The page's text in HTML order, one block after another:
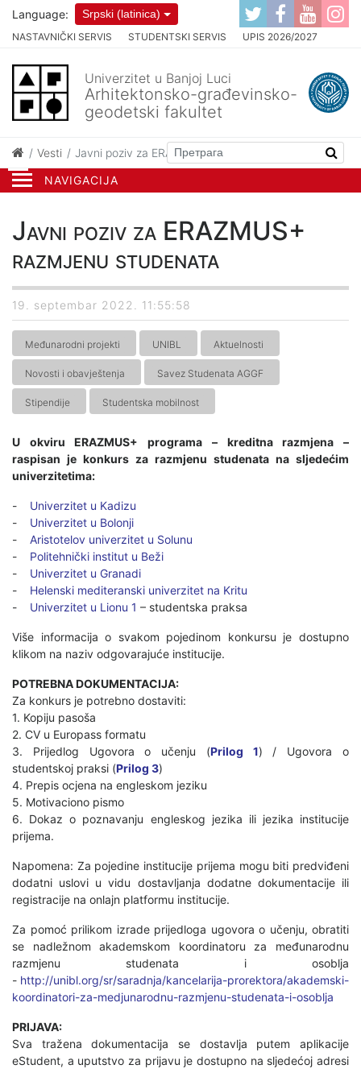
NAVIGACIJA
NASTAVNIČKI SERVIS STUDENTSKI SERVIS UPIS 2026/2027
Language: Srpski (latinica)
Univerzitet u Banjoj Luci
Arhitektonsko-građevinsko-
geodetski fakultet
Vesti Javni poziv za ERAZMUS+ razmjenu studenata
Javni poziv za ERAZMUS+
razmjenu studenata
19. septembar 2022. 11:55:58
Međunarodni projekti UNIBL Aktuelnosti
Novosti i obavještenja Savez Studenata AGGF
Stipendije Studentska mobilnost
U okviru ERAZMUS+ programa – kreditna razmjena –
raspisan je konkurs za razmjenu studenata na sljedećim
univerzitetima:
- Univerzitet u Kadizu
- Univerzitet u Bolonji
- Aristotelov univerzitet u Solunu
- Politehnički institut u Beži
- Univerzitet u Granadi
- Helenski mediteranski univerzitet na Kritu
- Univerzitet u Lionu 1 – studentska praksa
Više informacija o svakom pojedinom konkursu je dostupno
klikom na naziv odgovarajuće institucije.
POTREBNA DOKUMENTACIJA:
Za konkurs je potrebno dostaviti:
1. Kopiju pasoša
2. CV u Europass formatu
3. Prijedlog Ugovora o učenju (Prilog 1) / Ugovora o
studentskoj praksi (Prilog 3)
4. Prepis ocjena na engleskom jeziku
5. Motivaciono pismo
6. Dokaz o poznavanju engleskog jezika ili jezika institucije
prijema.
Napomena: Za pojedine institucije prijema mogu biti predviđeni
dodatni uslovi u vidu dostavljanja dodatne dokumentacije ili
registracije na onlajn platformu institucije.
Za pomoć prilikom izrade prijedloga ugovora o učenju, obratiti
se nadležnom akademskom koordinatoru za međunarodnu
razmjenu studenata i osoblja
- http://unibl.org/sr/saradnja/kancelarija-prorektora/akademski-
koordinatori-za-medjunarodnu-razmjenu-studenata-i-osoblja
PRIJAVA:
Sva tražena dokumentacija se dostavlja putem aplikacije
eStudent, a uputstvo za prijavu je dostupno na sljedećoj adresi